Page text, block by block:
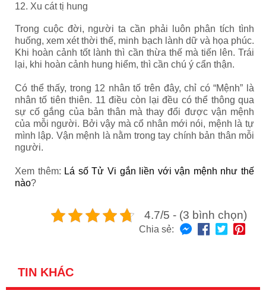
12. Xu cát tị hung
Trong cuộc đời, người ta cần phải luôn phân tích tình
huống, xem xét thời thế, minh bạch lành dữ và họa phúc.
Khi hoàn cảnh tốt lành thì cần thừa thế mà tiến lên. Trái
lại, khi hoàn cảnh hung hiểm, thì cần chú ý cẩn thận.
Có thể thấy, trong 12 nhân tố trên đây, chỉ có “Mệnh” là
nhân tố tiên thiên. 11 điều còn lại đều có thể thông qua
sự cố gắng của bản thân mà thay đổi được vận mệnh
của mỗi người. Bởi vậy mà cổ nhân mới nói, mệnh là tự
mình lập. Vận mệnh là nằm trong tay chính bản thân mỗi
người.
Xem thêm: Lá số Tử Vi gắn liền với vận mệnh như thế
nào?
4.7/5 - (3 bình chọn)
Chia sẻ:
TIN KHÁC